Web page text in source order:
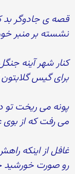
قصه ی جادوگر بد
نشسته بر منبر
کنار شهر آینه
برای گیس
پونه می ریخت تو
می رفت که از بوی
غافل از اینکه
رو صورت خورشید